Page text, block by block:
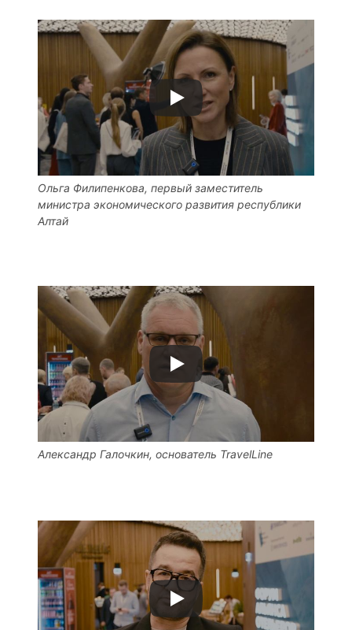
Ольга Филипенкова, первый заместитель
министра экономического развития республики
Алтай
Александр Галочкин, основатель TravelLine